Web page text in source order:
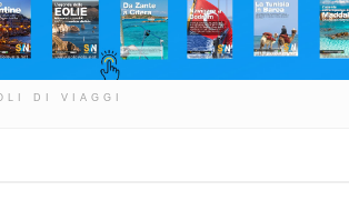
DI VIAGGI